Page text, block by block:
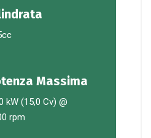
Massima
kW (15,0 Cv) @
rpm